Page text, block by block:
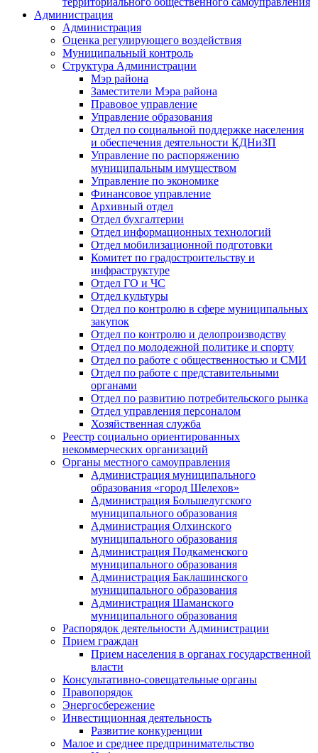
Администрация
Администрация
Оценка регулирующего воздействия
Муниципальный контроль
Структура Администрации
Мэр района
Заместители Мэра района
Правовое управление
Управление образования
Отдел по социальной поддержке населения
и обеспечения деятельности КДНиЗП
Управление по распоряжению
муниципальным имуществом
Управление по экономике
Финансовое управление
Архивный отдел
Отдел бухгалтерии
Отдел информационных технологий
Отдел мобилизационной подготовки
Комитет по градостроительству и
инфраструктуре
Отдел ГО и ЧС
Отдел культуры
Отдел по контролю в сфере муниципальных
закупок
Отдел по контролю и делопроизводству
Отдел по молодежной политике и спорту
Отдел по работе с общественностью и СМИ
Отдел по работе с представительными
органами
Отдел по развитию потребительского рынка
Отдел управления персоналом
Хозяйственная служба
Реестр социально ориентированных
некоммерческих организаций
Органы местного самоуправления
Администрация муниципального
образования «город Шелехов»
Администрация Большелугского
муниципального образования
Администрация Олхинского
муниципального образования
Администрация Подкаменского
муниципального образования
Администрация Баклашинского
муниципального образования
Администрация Шаманского
муниципального образования
Распорядок деятельности Администрации
Прием граждан
Прием населения в органах государственной
власти
Консультативно-совещательные органы
Правопорядок
Энергосбережение
Инвестиционная деятельность
Развитие конкуренции
Малое и среднее предпринимательство